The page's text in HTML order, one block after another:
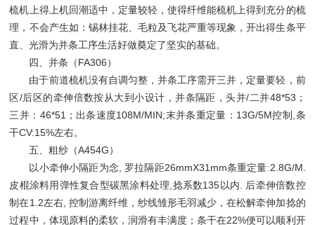
梳机上得上机回潮适中，定量较轻，使得纤维能梳机上得到充分的梳
理，不会产生如：锡林挂花、毛粒及飞花严重等现象，开出得生条平
直、光滑为并条工序生活好做奠定了坚实的基础。
四、并条（FA306）
由于前道梳机没有自调匀整，并条工序需开三并，定量要轻，前
区/后区的牵伸倍数按从大到小设计，并条隔距，头并/二并48*53；
三并：46*51；出条速度108M/MIN;末并条重定量：13G/5M控制,条
干CV:15%左右。
五、粗纱（A454G）
以小牵伸小隔距为念, 罗拉隔距26mmX31mm条重定量:2.8G/M.
皮棍涂料用弹性复合型碳黑涂料处理,捻系数135以内. 后牵伸倍数控
制在1.2左右, 控制游离纤维，纱线雏形毛羽减少，在松解牵伸加捻的
过程中，体现原料的柔软，润滑有丰满度；条干在22%便可以顺利开